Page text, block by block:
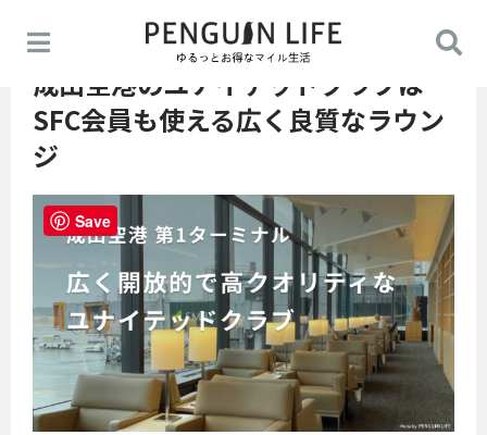
成田空港のユナイテッドクラブは
SFC会員も使える広く良質なラウン
ジ
Save